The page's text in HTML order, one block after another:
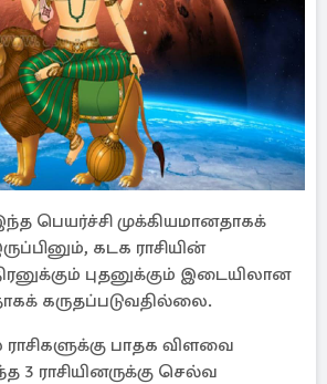
பெயர்ச்சி முக்கியமானதாகக்
கடக ராசியின்
புதனுக்கும் இடையிலான
கருதப்படுவதில்லை.
பாதக விளவை
3 ராசியினருக்கு செல்வ